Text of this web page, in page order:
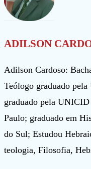
ADILSON
Adilson Cardoso:
Teólogo graduado
graduado pela
Paulo; graduado em
do Sul; Estudou
teologia, Filosofia,